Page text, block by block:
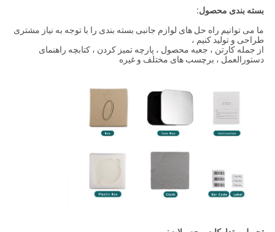
بسته بندی محصول:
ما می توانیم راه حل های لوازم جانبی بسته بندی را با توجه به نیاز مشتری
طراحی و تولید کنیم ،
از جمله کارتن ، جعبه محصول ، پارچه تمیز کردن ، کتابچه راهنمای
دستورالعمل ، برچسب های مختلف و غیره